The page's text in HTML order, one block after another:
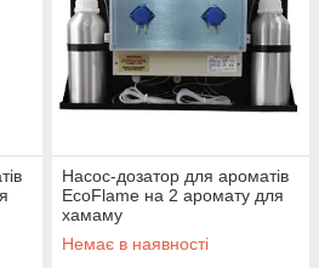
Насос-дозатор для ароматів
EcoFlame на 2 аромату для
хамаму
Немає в наявності